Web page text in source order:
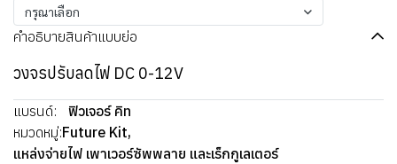
กรุณาเลือก
คำอธิบายสินค้าแบบย่อ
วงจรปรับลดไฟ DC 0-12V
แบรนด์:
ฟิวเจอร์ คิท
หมวดหมู่:Future Kit,
แหล่งจ่ายไฟ เพาเวอร์ซัพพลาย และเร็กกูเลเตอร์